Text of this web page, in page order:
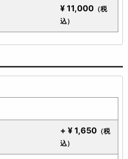
¥ 11,000 （税
込）
+ ¥ 1,650 （税
込）